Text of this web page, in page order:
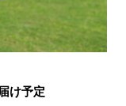
け予定